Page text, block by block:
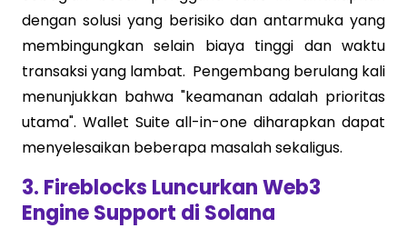
dengan solusi yang berisiko dan antarmuka yang
membingungkan selain biaya tinggi dan waktu
transaksi yang lambat. Pengembang berulang kali
menunjukkan bahwa "keamanan adalah prioritas
utama". Wallet Suite all-in-one diharapkan dapat
menyelesaikan beberapa masalah sekaligus.
3. Fireblocks Luncurkan Web3
Engine Support di Solana